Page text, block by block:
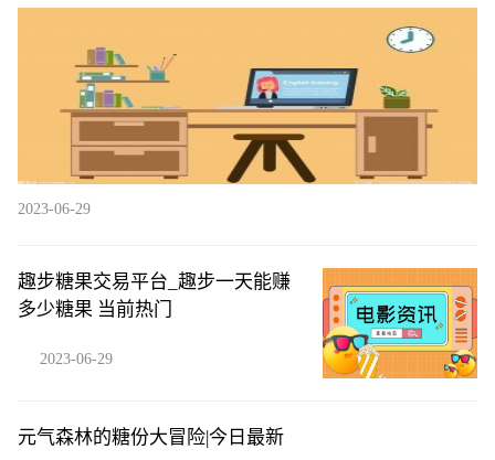
2023-06-29
趣步糖果交易平台_趣步一天能赚
多少糖果 当前热门
2023-06-29
元气森林的糖份大冒险|今日最新